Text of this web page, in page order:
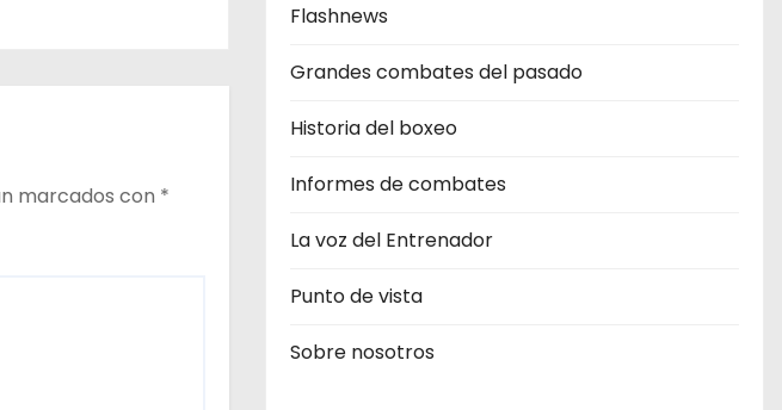
marcados con *
Flashnews
Grandes combates del pasado
Historia del boxeo
Informes de combates
La voz del Entrenador
Punto de vista
Sobre nosotros